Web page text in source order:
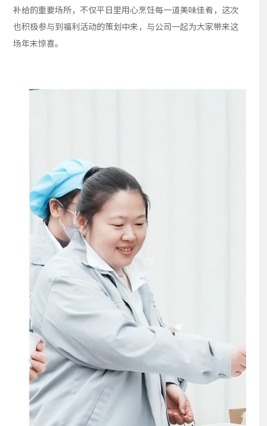
补给的重要场所，不仅平日里用心烹饪每一道美味佳肴，这次
也积极参与到福利活动的策划中来，与公司一起为大家带来这
场年末惊喜。